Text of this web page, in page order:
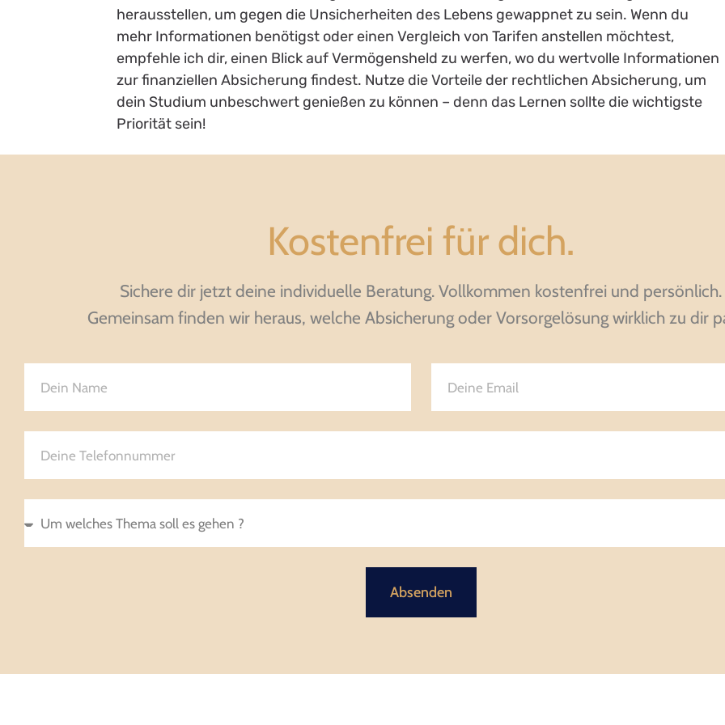
herausstellen, um gegen die Unsicherheiten des Lebens gewappnet zu sein. Wenn du
mehr Informationen benötigst oder einen Vergleich von Tarifen anstellen möchtest,
empfehle ich dir, einen Blick auf Vermögensheld zu werfen, wo du wertvolle Informationen
zur finanziellen Absicherung findest. Nutze die Vorteile der rechtlichen Absicherung, um
dein Studium unbeschwert genießen zu können – denn das Lernen sollte die wichtigste
Priorität sein!
Kostenfrei für dich.
Sichere dir jetzt deine individuelle Beratung. Vollkommen kostenfrei und persönlich.
Gemeinsam finden wir heraus, welche Absicherung oder Vorsorgelösung wirklich zu dir
Absenden